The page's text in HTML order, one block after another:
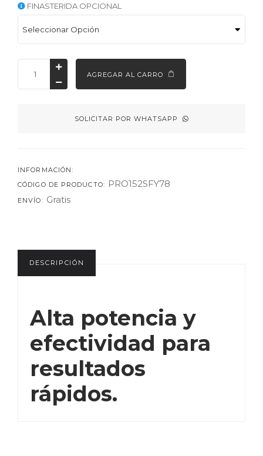
FINASTERIDA OPCIONAL
AGREGAR AL CARRO
SOLICITAR POR WHATSAPP
INFORMACIÓN:
CÓDIGO DE PRODUCTO: PRO152SFY78
ENVÍO: Gratis
DESCRIPCIÓN
Alta potencia y
efectividad para
resultados
rápidos.